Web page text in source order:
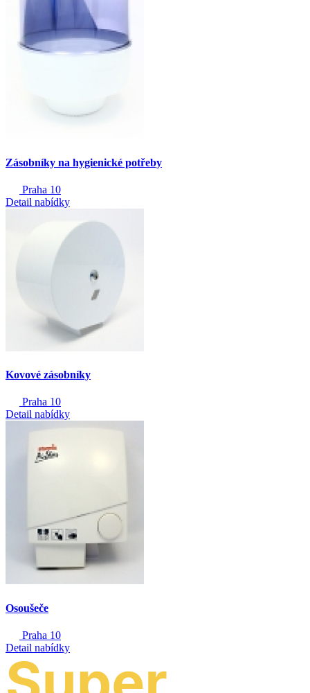
Zásobníky na hygienické potřeby
Praha 10
Detail nabídky
Kovové zásobníky
Praha 10
Detail nabídky
Osoušeče
Praha 10
Detail nabídky